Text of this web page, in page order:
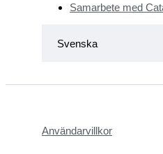
Samarbete med
Användarvillkor